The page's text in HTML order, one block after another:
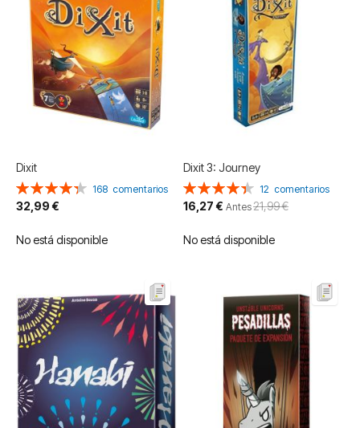
Dixit
Valoración:
87%
168 comentarios
32,99 €
No está disponible
Dixit 3: Journey
Valoración:
89%
12 comentarios
Precio
especial
16,27 € Antes21,99 €
No está disponible